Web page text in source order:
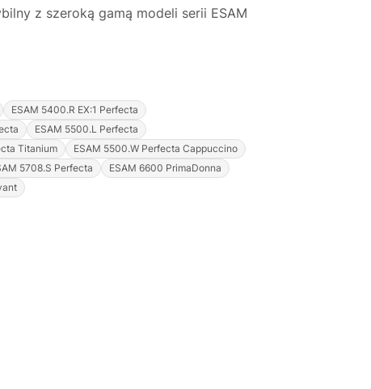
z szeroką gamą modeli serii ESAM
ESAM 5400.R EX:1 Perfecta
ESAM 5500.L Perfecta
Titanium
ESAM 5500.W Perfecta Cappuccino
5708.S Perfecta
ESAM 6600 PrimaDonna
Justyna — konsultant AI